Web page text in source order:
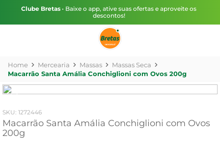
Clube Bretas • Baixe o app, ative suas ofertas e aproveite os
descontos!
Mercearia Massas
Massas Seca
Macarrão Santa Amália Conchiglioni com Ovos 200g
: 1272446
Macarrão Santa Amália Conchiglioni com Ovos
200g